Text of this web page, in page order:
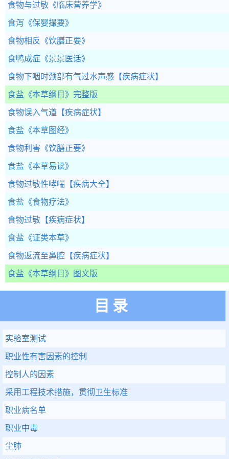
食物与过敏 《临床营养学》
食泻 《保婴撮要》
食物相反 《饮膳正要》
食鸭成症 《景景医话》
食物下咽时颈部有气过水声感 【疾病症状】
食盐 《本草纲目》完整版
食物误入气道 【疾病症状】
食盐 《本草图经》
食物利害 《饮膳正要》
食盐 《本草易读》
食物过敏性哮喘 【疾病大全】
食盐 《食物疗法》
食物过敏 【疾病症状】
食盐 《证类本草》
食物返流至鼻腔 【疾病症状】
食盐 《本草纲目》图文版
目录
实验室测试
职业性有害因素的控制
控制人的因素
采用工程技术措施，贯彻卫生标准
职业病名单
职业中毒
尘肺